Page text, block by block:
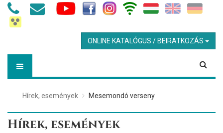
ONLINE KATALÓGUS / BEIRATKOZÁS
Hírek, események Mesemondó verseny
Hírek, események